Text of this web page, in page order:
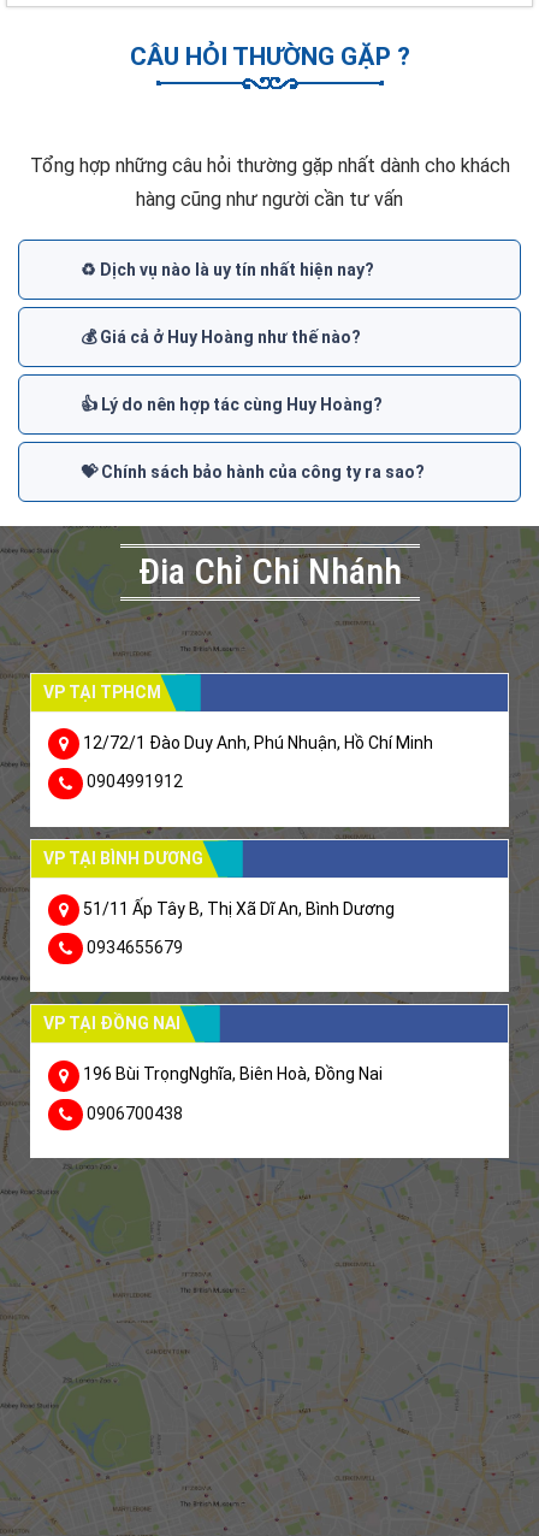
CÂU HỎI THƯỜNG GẶP ?
Tổng hợp những câu hỏi thường gặp nhất dành cho khách
hàng cũng như người cần tư vấn
♻️ Dịch vụ nào là uy tín nhất hiện nay?
💰 Giá cả ở Huy Hoàng như thế nào?
👍 Lý do nên hợp tác cùng Huy Hoàng?
💝 Chính sách bảo hành của công ty ra sao?
Đia Chỉ Chi Nhánh
VP TẠI TPHCM
12/72/1 Đào Duy Anh, Phú Nhuận, Hồ Chí Minh
0904991912
VP TẠI BÌNH DƯƠNG
51/11 Ấp Tây B, Thị Xã Dĩ An, Bình Dương
0934655679
VP TẠI ĐỒNG NAI
196 Bùi TrọngNghĩa, Biên Hoà, Đồng Nai
0906700438